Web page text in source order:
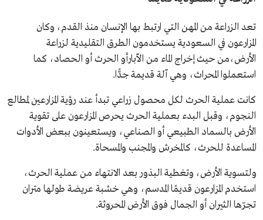
تعد الزراعة من المهن التي ارتبط بها الإنسان منذ القدم، وكان
المزارعون في السعودية يستخدمون الطرق التقليدية لزراعة
الأرض،من حيث إخراج الماء من الآبارأو الحرث أو الحصاد، كما
استعملوا المحراث، وهي آلة قديمة جدًّا.
كانت عملية الحرث لكل محصول زراعي تبدأ عند رؤية المزارعين لمطالع
النجوم، وقبل البدء بعملية الحرث يحرص المزارعون على تقوية
الأرض بالسماد الطبيعي أو الصناعي، ويستعينون ببعض الأدوات
المساعدة للحرث، كالمخرش والمجنب والمسحاة.
ولتسوية الأرض، وتغطية البذور بعد الانتهاء من عملية الحرث،
استخدم المزارعون قديمًا المدسم، وهي خشبة عريضة طولها متران
تجرّها الثيران أو الجمال فوق الأرض المحروثة.